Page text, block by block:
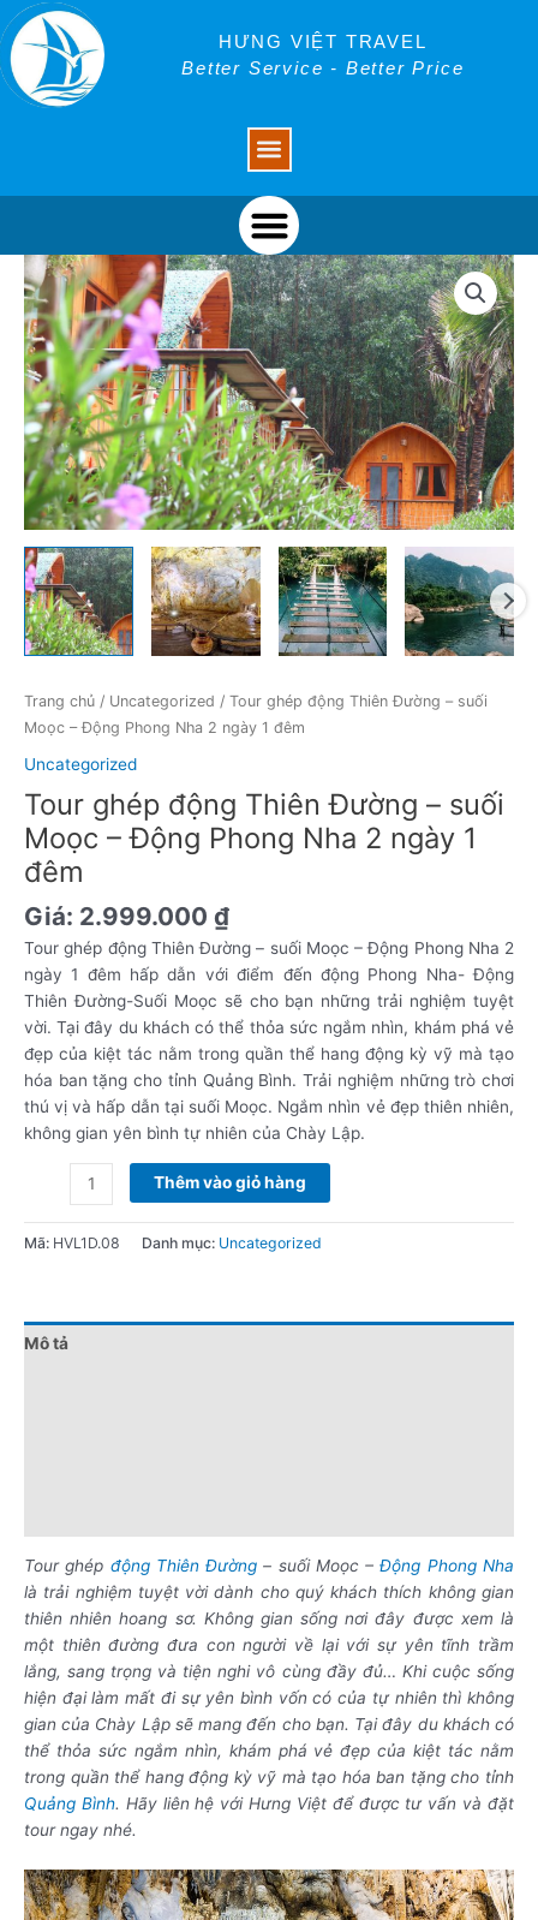
Skip
to
content
HƯNG VIỆT TRAVEL
Better Service - Better Price
Menu
Trang chủ / Uncategorized / Tour ghép động Thiên Đường – suối
Moọc – Động Phong Nha 2 ngày 1 đêm
Uncategorized
Tour ghép động Thiên Đường – suối
Moọc – Động Phong Nha 2 ngày 1
đêm
Giá: 2.999.000 ₫
Tour ghép động Thiên Đường – suối Moọc – Động Phong Nha 2
ngày 1 đêm hấp dẫn với điểm đến động Phong Nha- Động
Thiên Đường-Suối Moọc sẽ cho bạn những trải nghiệm tuyệt
vời. Tại đây du khách có thể thỏa sức ngắm nhìn, khám phá vẻ
đẹp của kiệt tác nằm trong quần thể hang động kỳ vỹ mà tạo
hóa ban tặng cho tỉnh Quảng Bình. Trải nghiệm những trò chơi
thú vị và hấp dẫn tại suối Moọc. Ngắm nhìn vẻ đẹp thiên nhiên,
không gian yên bình tự nhiên của Chày Lập.
Tour
ghép
động
Thiên
Đường
-
suối
Moọc
-
Động
Phong
Nha
2
ngày
1
lượng
Thêm vào giỏ hàng
Mã: HVL1D.08 Danh mục: Uncategorized
Mô tả
Tour ghép động Thiên Đường – suối Moọc –Động Phong Nha
là trải nghiệm tuyệt vời dành cho quý khách thích không gian
thiên nhiên hoang sơ. Không gian sống nơi đây được xem là
một thiên đường đưa con người về lại với sự yên tĩnh trầm
lắng, sang trọng và tiện nghi vô cùng đầy đủ… Khi cuộc sống
hiện đại làm mất đi sự yên bình vốn có của tự nhiên thì không
gian của Chày Lập sẽ mang đến cho bạn. Tại đây du khách có
thể thỏa sức ngắm nhìn, khám phá vẻ đẹp của kiệt tác nằm
trong quần thể hang động kỳ vỹ mà tạo hóa ban tặng cho tỉnh
Quảng Bình. Hãy liên hệ với Hưng Việt để được tư vấn và đặt
tour ngay nhé.